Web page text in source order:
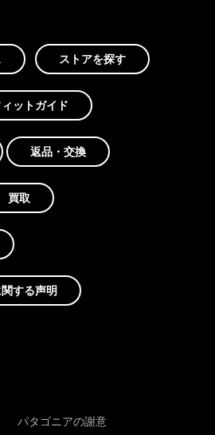
ストアを探す
ットガイド
返品・交換
買取
する声明
パタゴニアの謝意